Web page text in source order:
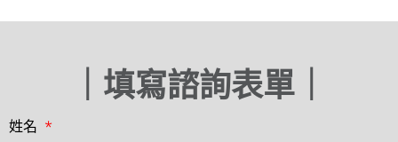
｜填寫諮詢表單｜
姓名